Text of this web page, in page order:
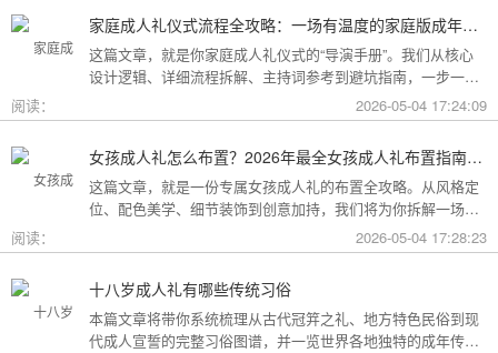
家庭成人礼仪式流程全攻略：一场有温度的家庭版成年加冕仪式
这篇文章，就是你家庭成人礼仪式的“导演手册”。我们从核心
设计逻辑、详细流程拆解、主持词参考到避坑指南，一步一步
帮你在家里，为18岁的孩子完成一场笑泪交织、铭记终生的成
年加冕。
阅读： 2026-05-04 17:24:09
女孩成人礼怎么布置？2026年最全女孩成人礼布置指南：从梦幻公主风到酷飒个性范，打造专属她的成年盛典
这篇文章，就是一份专属女孩成人礼的布置全攻略。从风格定
位、配色美学、细节装饰到创意加持，我们将为你拆解一场值
得她铭记一生的成人礼，究竟该如何打造。
阅读： 2026-05-04 17:28:23
十八岁成人礼有哪些传统习俗
本篇文章将带你系统梳理从古代冠笄之礼、地方特色民俗到现
代成人宣誓的完整习俗图谱，并一览世界各地独特的成年传